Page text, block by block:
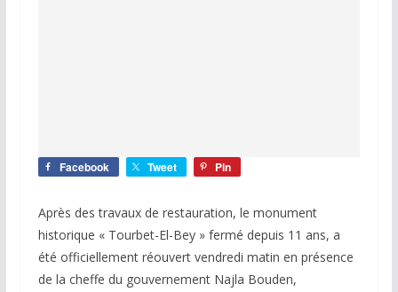
Facebook Tweet Pin
Après des travaux de restauration, le monument
historique « Tourbet-El-Bey » fermé depuis 11 ans, a
été officiellement réouvert vendredi matin en présence
de la cheffe du gouvernement Najla Bouden,